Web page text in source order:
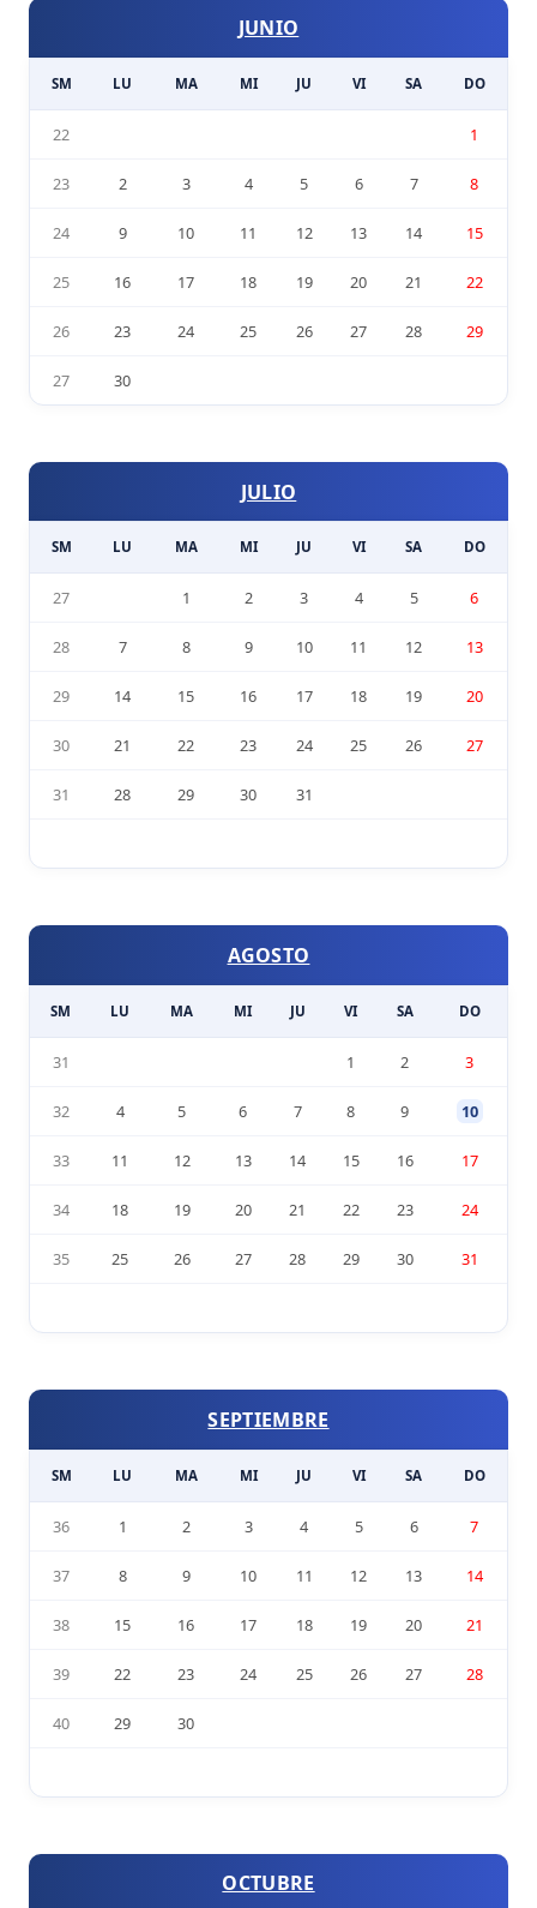
JUNIO
SM LU MA MI JU VI SA DO
22 1
23 2 3 4 5 6 7 8
24 9 10 11 12 13 14 15
25 16 17 18 19 20 21 22
26 23 24 25 26 27 28 29
27 30
JULIO
SM LU MA MI JU VI SA DO
27 1 2 3 4 5 6
28 7 8 9 10 11 12 13
29 14 15 16 17 18 19 20
30 21 22 23 24 25 26 27
31 28 29 30 31
AGOSTO
SM LU MA MI JU VI SA DO
31 1 2 3
32 4 5 6 7 8 9 10
33 11 12 13 14 15 16 17
34 18 19 20 21 22 23 24
35 25 26 27 28 29 30 31
SEPTIEMBRE
SM LU MA MI JU VI SA DO
36 1 2 3 4 5 6 7
37 8 9 10 11 12 13 14
38 15 16 17 18 19 20 21
39 22 23 24 25 26 27 28
40 29 30
OCTUBRE